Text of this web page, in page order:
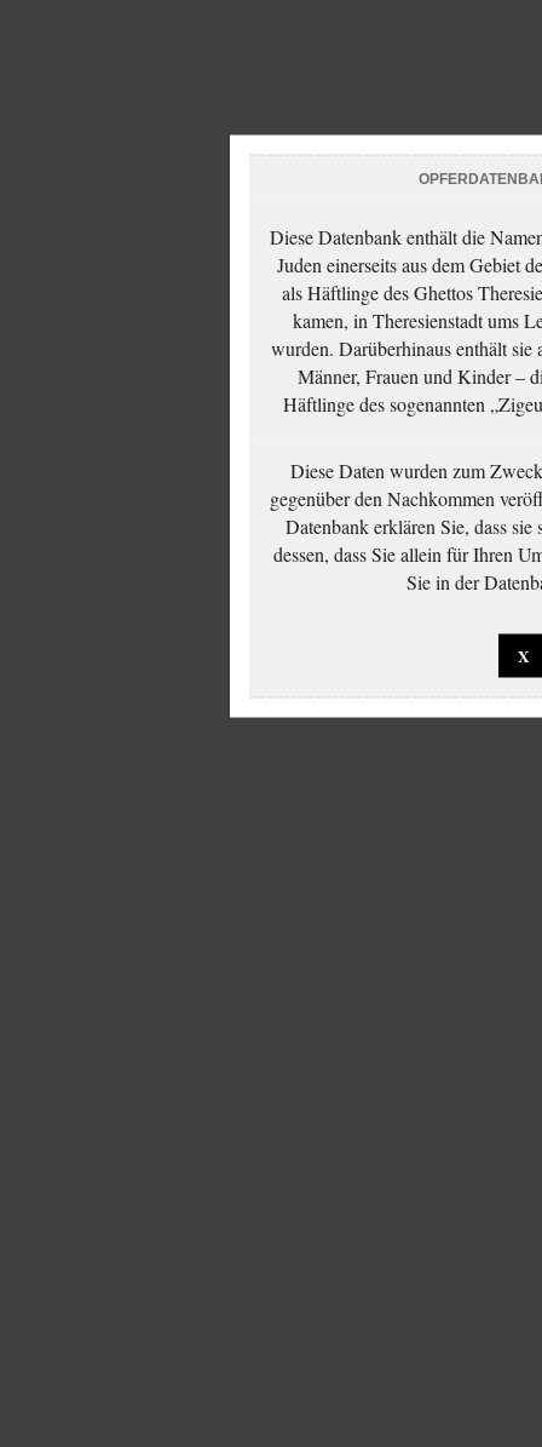
Diese Datenbank enthält die
Juden einerseits aus dem Gebiet
als Häftlinge des Ghettos
kamen, in Theresienstadt ums
wurden. Darüberhinaus enthält
Männer, Frauen und Kinder –
Häftlinge des sogenannten
Diese Daten wurden zum
gegenüber den Nachkommen
Datenbank erklären Sie, dass sie
dessen, dass Sie allein für Ihren
Sie in der
X